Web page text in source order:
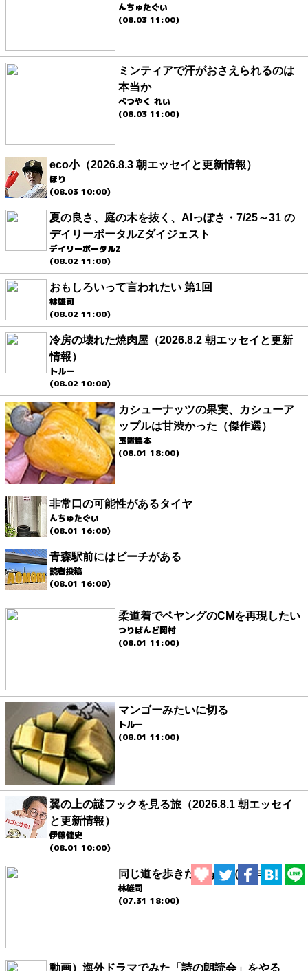
んちゅたぐい
(08.03 11:00)
ミンティアで汗がおさえられるのは
本当か
べつやく れい
(08.03 11:00)
eco小（2026.8.3 朝エッセイと更新情報）
ほり
(08.03 10:00)
夏の良さ、庭の木を抜く、AIっぽさ・7/25～31 の
デイリーポータルZダイジェスト
デイリーポータルZ
(08.02 11:00)
おもしろいって言われたい 第1回
林雄司
(08.02 11:00)
冷房の壊れた焼肉屋（2026.8.2 朝エッセイと更新
情報）
トルー
(08.02 10:00)
カシューナッツの果実、カシューア
ップルは甘渋かった（傑作選）
玉置標本
(08.01 18:00)
非常口の可能性があるタイヤ
んちゅたぐい
(08.01 16:00)
青森駅前にはビーチがある
読者投稿
(08.01 16:00)
柔道着でペヤングのCMを再現したい
つりばんど岡村
(08.01 11:00)
マンゴーみたいに切る
トルー
(08.01 11:00)
翼の上の謎フックを見る旅（2026.8.1 朝エッセイ
と更新情報）
伊藤健史
(08.01 10:00)
同じ道を歩きたくない（傑作選）
林雄司
(07.31 18:00)
動画）海外ドラマでみた「詩の朗読会」をやる